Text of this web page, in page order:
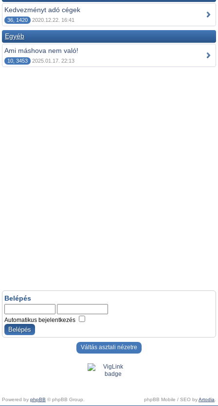
Kedvezményt adó cégek
36, 1420 2020.12.22. 16:41
Egyéb
Ami máshova nem való!
10, 3453 2025.01.17. 22:13
Belépés
Automatikus bejelentkezés
Váltás asztali nézetre
Powered by phpBB © phpBB Group. phpBB Mobile / SEO byArtodia.